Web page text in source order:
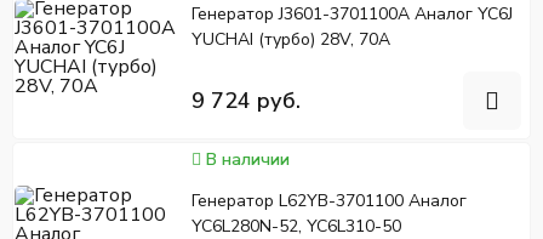
Генератор J3601-3701100A Аналог YC6J
YUCHAI (турбо) 28V, 70A
9 724 руб.
В наличии
Генератор L62YB-3701100 Аналог
YC6L280N-52, YC6L310-50